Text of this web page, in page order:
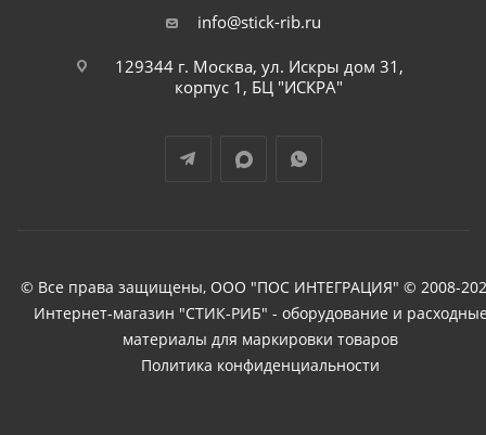
info@stick-rib.ru
129344 г. Москва, ул. Искры дом 31,
корпус 1, БЦ "ИСКРА"
© Все права защищены, ООО "ПОС ИНТЕГРАЦИЯ" © 2008-
Интернет-магазин "СТИК-РИБ" - оборудование и
материалы для маркировки товаров
Политика конфиденциальности